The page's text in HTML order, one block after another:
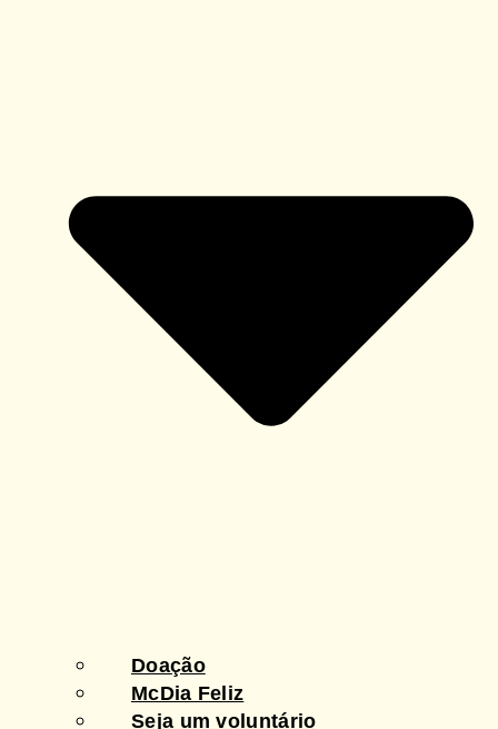
Doação
McDia Feliz
Seja um voluntário